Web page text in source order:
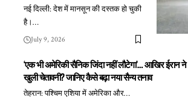
नई दिल्ली: देश में मानसून की दस्तक हो चुकी
है।…
July 9, 2026
‘एक भी अमेरिकी सैनिक जिंदा नहीं लौटेगा’… आखिर ईरान ने
खुली चेतावनी? जानिए कैसे बढ़ा नया सैन्य तनाव
तेहरान: पश्चिम एशिया में अमेरिका और…